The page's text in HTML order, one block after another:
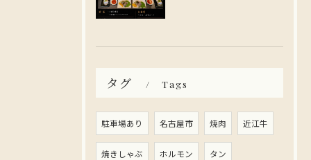
タグ Tags
駐車場あり 名古屋市 焼肉 近江牛
焼きしゃぶ ホルモン タン